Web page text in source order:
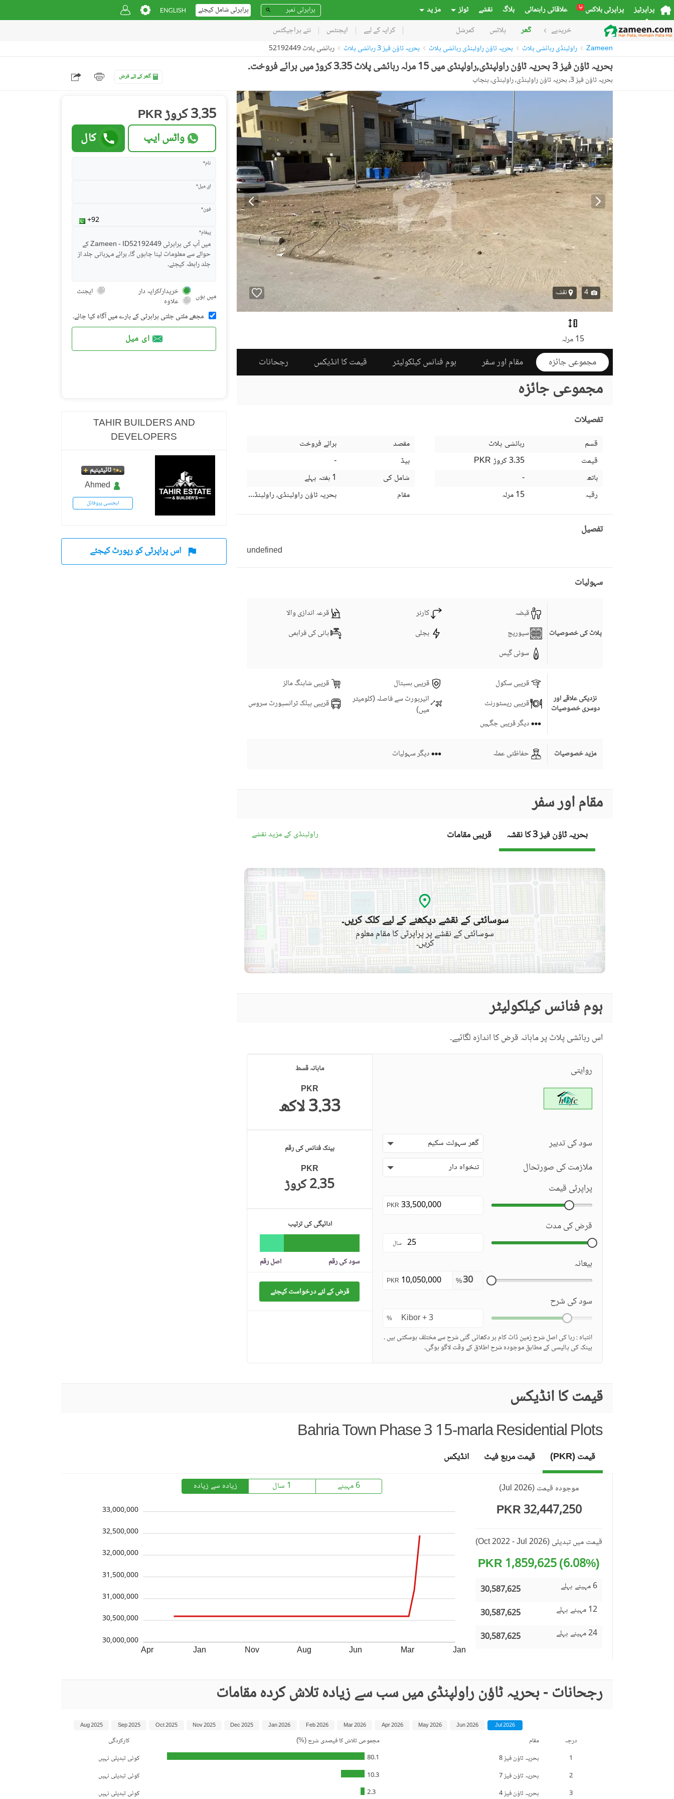
پراپرٹیز پراپرٹی بلاکس نیا علاقائی راہنمائی بلاگ نقشے ٹولز مز ید پراپرٹی شامل کیجئے
خریدیے گھر پلاٹس کمرشل کرایہ کے لیے ایجنٹس نئے پراجیکٹس
Zameen راولپنڈی رہائشی پلاٹ بحریہ ٹاؤن راولپنڈی رہائشی پلاٹ بحریہ ٹاؤن فیز 3 رہائشی پلاٹ رہائشی پلاٹ 52192449
بحریہ ٹاؤن فیز 3 بحریہ ٹاؤن راولپنڈی,راولپنڈی میں 15 مرلہ رہائشی پلاٹ 3.35 کروڑ میں برائے فروخت۔
بحریہ ٹاؤن فیز 3، بحریہ ٹاؤن راولپنڈی، راولپنڈی، پنجاب گھر کے لئے قرض
4 نقشہ
15 مرلہ
مجموعی جائزہ مقام اور سفر ہوم فنانس کیلکولیٹر قیمت کا انڈیکس رجحانات
مجموعی جائزہ
تفصیلات
قسم
رہائشی پلاٹ
قیمت
PKR
3.35 کروڑ
باتھ
-
رقبہ
15 مرلہ
مقصد
برائے فروخت
بیڈ
-
شامل کی
1 ہفتہ پہلے
مقام
بحریہ ٹاؤن راولپنڈی، راولپنڈی، پنجاب
تفصیل
undefined
سہولیات
پلاٹ کی خصوصیات
قبضہ کارنر
قرعہ اندازی والا
سیوریج
بجلی
پانی کی فراہمی
سوئی گیس
نزدیکی علاقے اور
دوسری خصوصیات
قریبی سکول قریبی ہسپتال
قریبی شاپنگ مالز
قریبی ریسٹورنٹ
ائیرپورٹ سے فاصلہ (کلومیٹر
میں)
قریبی پبلک ٹرانسپورٹ سروس
دیگر قریبی جگہیں
مزید خصوصیات حفاظتی عملہ دیگر سہولیات
مقام اور سفر
بحریہ ٹاؤن فیز 3 کا نقشہ قریبی مقامات راولپنڈی کے مزید نقشے
سوسائٹی کے نقشے دیکھنے کے لیے کلک کریں۔
سوسائٹی کے نقشے پر پراپرٹی کا مقام معلوم
کریں۔
ہوم فنانس کیلکولیٹر
اس رہائشی پلاٹ پر ماہانہ قرض کا اندازہ لگائیے۔
روایتی
سود کی تدبیر گھر سہولت سکیم
ملازمت کی صورتحال تنخواہ دار
پراپرٹی قیمت
PKR
قرض کی مدت
سال
بیعانہ
%
PKR
سود کی شرح
%
انتباہ : ربا کی اصل شرح زمین ڈاٹ کام پر دکھائی گئی شرح سے مختلف ہوسکتی ہیں ۔
بینک کی پالیسی کے مطابق موجودہ شرح اطلاق کے وقت لاگو ہوگی۔
ماہانہ قسط
PKR
3.33 لاکھ
بینک فنانس کی رقم
PKR
2.35 کروڑ
ادائیگی کی ترتیب
سود کی رقم اصل رقم
قرض کے لئے درخواست کیجئے
قیمت کا انڈیکس
Bahria Town Phase 3 15-marla Residential Plots
موجودہ قیمت(
Jul 2026
)
32,447,250 PKR
قیمت میں تبدیلی(Oct 2022 - Jul 2026)
(6.08%) 1,859,625 PKR
6 مہینے پہلے
30,587,625
12 مہینے پہلے
30,587,625
24 مہینے پہلے
30,587,625
6 مہینے 1 سال زیادہ سے زیادہ
Apr Jan Nov Aug Jun Mar Jan
30,000,000
30,500,000
31,000,000
31,500,000
32,000,000
32,500,000
33,000,000
قیمت (PKR) قیمت مربع فیٹ انڈیکس
رجحانات - بحریہ ٹاؤن راولپنڈی میں سب سے زیادہ تلاش کردہ مقامات
درجہ مقام مجموعی تلاش کا فیصدی شرح (%)
کارکردگی
1
بحریہ ٹاؤن فیز 8 80.1
کوئی تبدیلی نہیں
2
بحریہ ٹاؤن فیز 7 10.3
کوئی تبدیلی نہیں
3
بحریہ ٹاؤن فیز 4 2.3 کوئی تبدیلی نہیں
Jul 2026
Jun 2026
May 2026
Apr 2026
Mar 2026
Feb 2026
Jan 2026
Dec 2025
Nov 2025
Oct 2025
Sep 2025
Aug 2025
PKR 3.35 کروڑ
واٹس ایپ کال
نام*
ای میل*
فون*
پیغام*
میں ہوں خریدار/کرایہ دار
ایجنٹ
علاوہ
مجھے ملتی جلتی پراپرٹی کے بارے میں آگاہ کیا جائے۔
ای میل
TAHIR BUILDERS AND
DEVELOPERS
ٹائیٹینیم
Ahmed
ایجنسی پروفائل
اس پراپرٹی کو رپورٹ کیجئے